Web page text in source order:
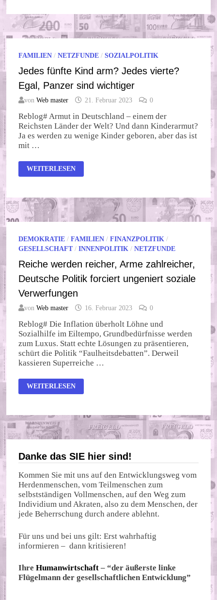
FAMILIEN /NETZFUNDE /SOZIALPOLITIK
Jedes fünfte Kind arm? Jedes vierte?
Egal, Panzer sind wichtiger
vonWeb master 21. Februar 2023 0
Reblog# Armut in Deutschland – einem der
Reichsten Länder der Welt? Und dann Kinderarmut?
Ja es werden zu wenige Kinder geboren, aber das ist
mit …
JEDES
FÜNFTE
VIERTE?
EGAL,
PANZER
SIND
WEITERLESEN
DEMOKRATIE /FAMILIEN /FINANZPOLITIK /
GESELLSCHAFT/INNENPOLITIK /NETZFUNDE
Reiche werden reicher, Arme zahlreicher,
Deutsche Politik forciert ungeniert soziale
Verwerfungen
vonWeb master 16. Februar 2023 0
Reblog# Die Inflation überholt Löhne und
Sozialhilfe im Eiltempo, Grundbedürfnisse werden
zum Luxus. Statt echte Lösungen zu präsentieren,
schürt die Politik “Faulheitsdebatten”. Derweil
kassieren Superreiche …
REICHE
WERDEN
DEUTSCHE
POLITIK
FORCIERT
UNGENIERT
VERWERFUNGEN
WEITERLESEN
Danke das SIE hier sind!
Kommen Sie mit uns auf den Entwicklungsweg vom
Herdenmenschen, vom Teilmenschen zum
selbstständigen Vollmenschen, auf den Weg zum
Individium und Akraten, also zu dem Menschen, der
jede Beherrschung durch andere ablehnt.
Für uns und bei uns gilt: Erst wahrhaftig
informieren – dann kritisieren!
IhreHumanwirtschaft – “der äußerste linke
Flügelmann der gesellschaftlichen Entwicklung”